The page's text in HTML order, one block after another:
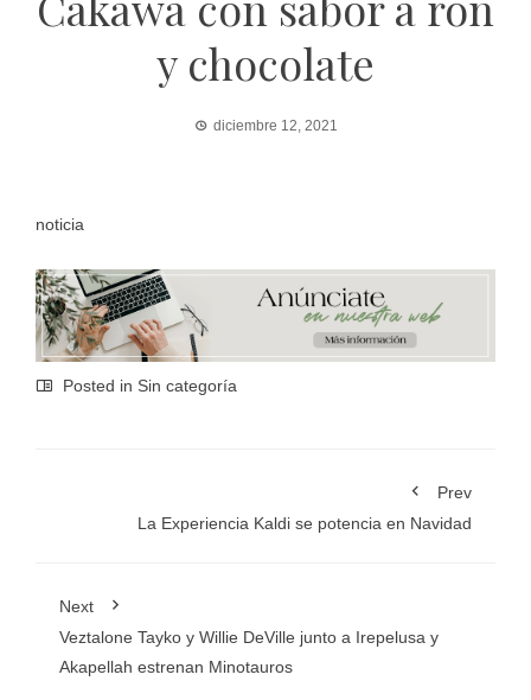
y chocolate
diciembre 12, 2021
noticia
Posted in Sin categoría
Prev
La Experiencia Kaldi se potencia en Navidad
Next
Veztalone Tayko y Willie DeVille junto a Irepelusa y
Akapellah estrenan Minotauros